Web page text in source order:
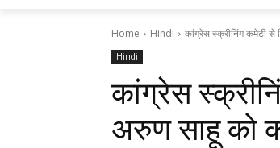
Home Hindi कांग्रेस स्क्रीनिंग कमेटी से
Hindi
कांग्रेस
अरुण साहू को